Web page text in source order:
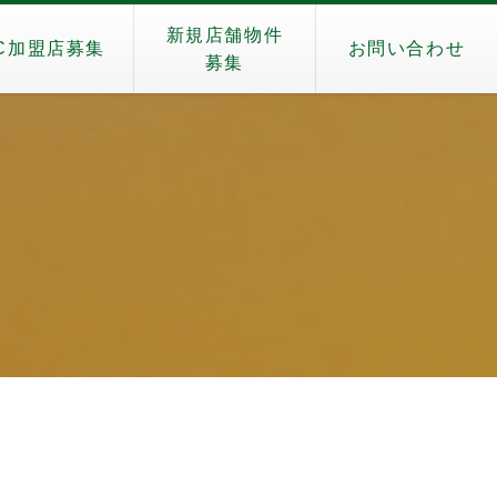
加盟店募集
新規店舗物件
募集
お問い合わせ